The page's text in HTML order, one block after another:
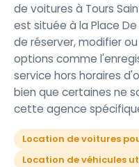
de voitures à Tours
est située à la Place
de réserver, modifier
options comme
service hors horaires
bien que certaines ne
cette agence
Location de voitures
Location de véhicules